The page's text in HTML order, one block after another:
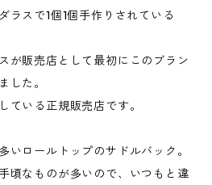
ラスで1個1個手作りされている
が販売店として最初にこのブラン
した。
ている正規販売店です。
いロールトップのサドルバック。
頃なものが多いので、いつもと違